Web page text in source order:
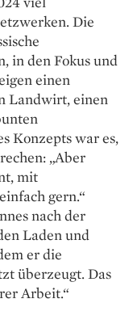
Die
in den Fokus und
einen
Landwirt, einen
Konzepts war es,
„Aber
mit
gern.“
nach der
Laden und
er die
überzeugt. Das
Arbeit.“